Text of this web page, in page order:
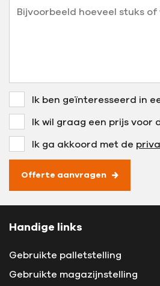
Ik ben geïnteresseerd in
Ik wil graag een prijs voor
Ik ga akkoord met de
Offerte aanvragen
Handige links
Gebruikte palletstelling
Gebruikte magazijnstelling